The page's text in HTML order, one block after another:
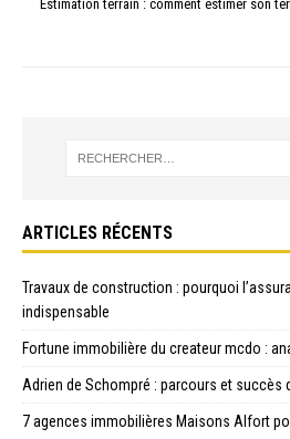
Estimation terrain : comment estimer son
ARTICLES RÉCENTS
Travaux de construction : pourquoi
indispensable
Fortune immobilière du createur mcdo :
Adrien de Schompré : parcours et succès
7 agences immobilières Maisons Alfort